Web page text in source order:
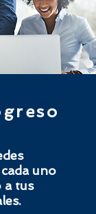
uno
a tus